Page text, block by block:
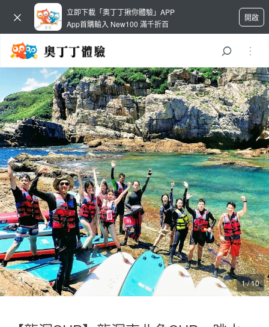
立即下載「奧丁丁揪你體驗」APP
App首購輸入 New100 滿千折百
開啟
1 / 10